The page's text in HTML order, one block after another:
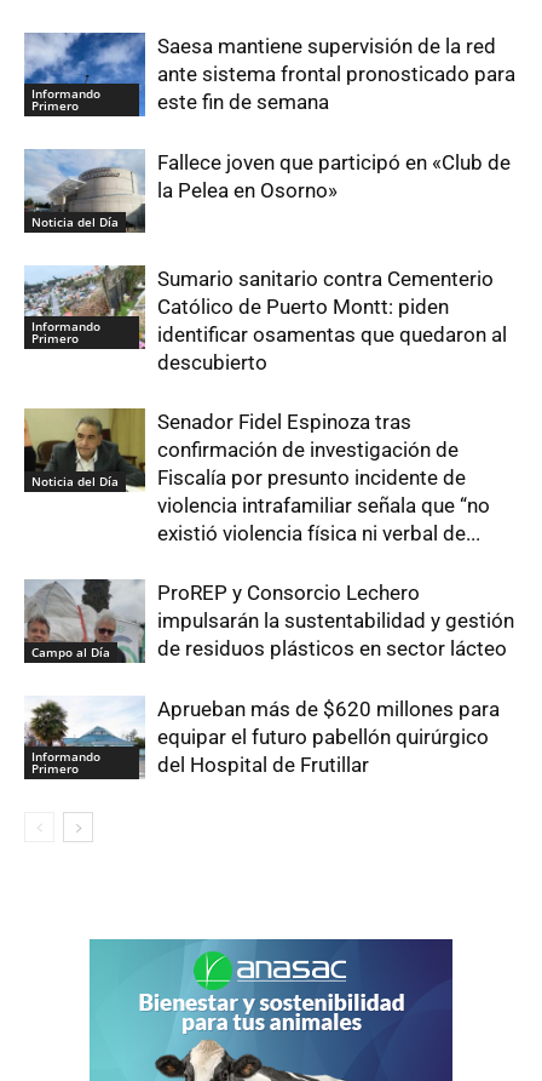
Informando
Primero
Saesa mantiene supervisión de la red
ante sistema frontal pronosticado para
este fin de semana
Noticia del Día
Fallece joven que participó en «Club de
la Pelea en Osorno»
Informando
Primero
Sumario sanitario contra Cementerio
Católico de Puerto Montt: piden
identificar osamentas que quedaron al
descubierto
Noticia del Día
Senador Fidel Espinoza tras
confirmación de investigación de
Fiscalía por presunto incidente de
violencia intrafamiliar señala que “no
existió violencia física ni verbal de...
Campo al Día
ProREP y Consorcio Lechero
impulsarán la sustentabilidad y gestión
de residuos plásticos en sector lácteo
Informando
Primero
Aprueban más de $620 millones para
equipar el futuro pabellón quirúrgico
del Hospital de Frutillar